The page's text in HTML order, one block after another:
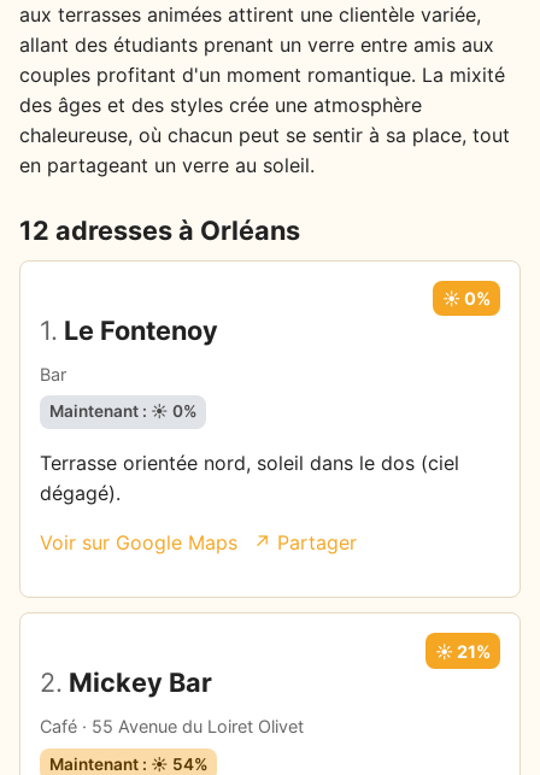
aux terrasses animées attirent une clientèle variée,
allant des étudiants prenant un verre entre amis aux
couples profitant d'un moment romantique. La mixité
des âges et des styles crée une atmosphère
chaleureuse, où chacun peut se sentir à sa place, tout
en partageant un verre au soleil.
12 adresses à Orléans
1. Le Fontenoy
Bar
☀️ 0%
Maintenant : ☀️ 0%
Terrasse orientée nord, soleil dans le dos (ciel
dégagé).
Voir sur Google Maps ↗ Partager
2. Mickey Bar
Café · 55 Avenue du Loiret Olivet
☀️ 21%
Maintenant : ☀️ 54%